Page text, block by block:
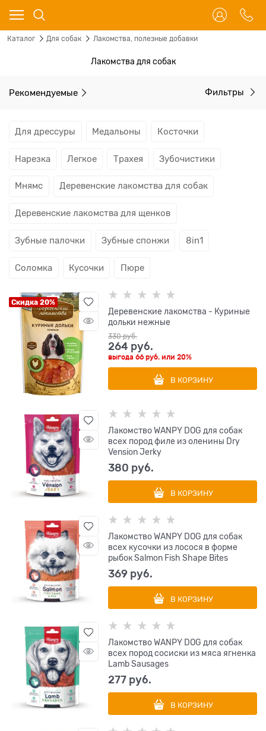
Каталог Для собак Лакомства, полезные добавки
Лакомства для собак
Рекомендуемые Фильтры
Для дрессуры Медальоны Косточки
Нарезка Легкое Трахея Зубочистики
Мнямс Деревенские лакомства для собак
Деревенские лакомства для щенков
Зубные палочки Зубные спонжи 8in1
Соломка Кусочки Пюре
Скидка 20%
Деревенские лакомства - Куриные
дольки нежные
330 руб.
264 руб.
выгода66 руб. или20%
В КОРЗИНУ
Лакомство WANPY DOG для собак
всех пород филе из оленины Dry
Vension Jerky
380 руб.
В КОРЗИНУ
Лакомство WANPY DOG для собак
всех кусочки из лосося в форме
рыбок Salmon Fish Shape Bites
369 руб.
В КОРЗИНУ
Лакомство WANPY DOG для собак
всех пород сосиски из мяса ягненка
Lamb Sausages
277 руб.
В КОРЗИНУ